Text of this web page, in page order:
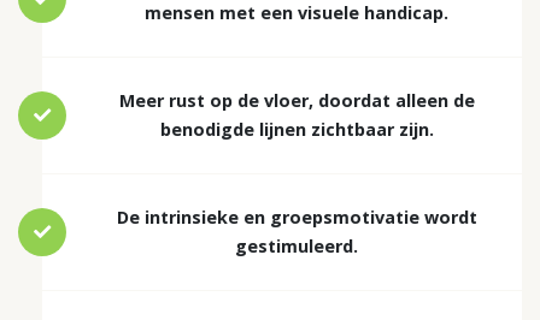
mensen met een visuele handicap.
Meer rust op de vloer, doordat alleen de
benodigde lijnen zichtbaar zijn.
De intrinsieke en groepsmotivatie wordt
gestimuleerd.